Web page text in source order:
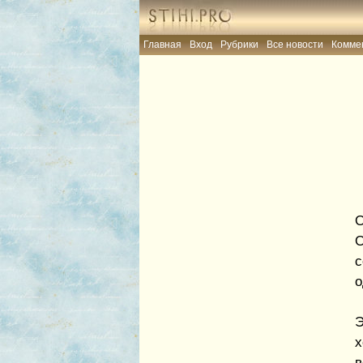
Главная Вход Рубрики Все новости